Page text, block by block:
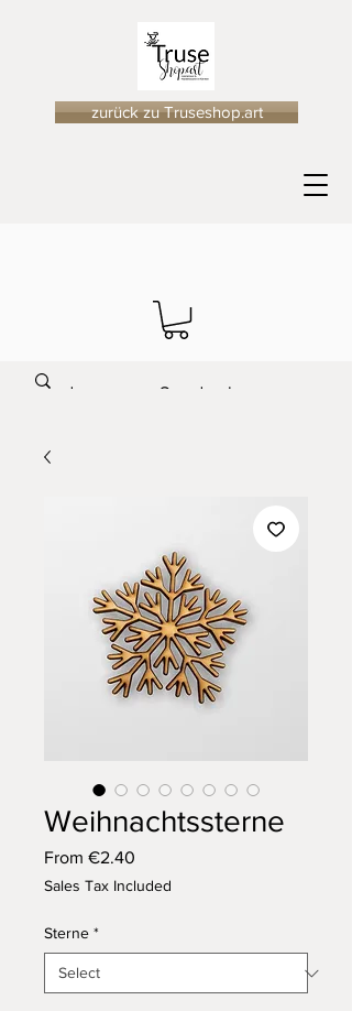
zurück zu Truseshop.art
Weihnachtssterne
From €2.40
Sales Tax Included
Sterne *